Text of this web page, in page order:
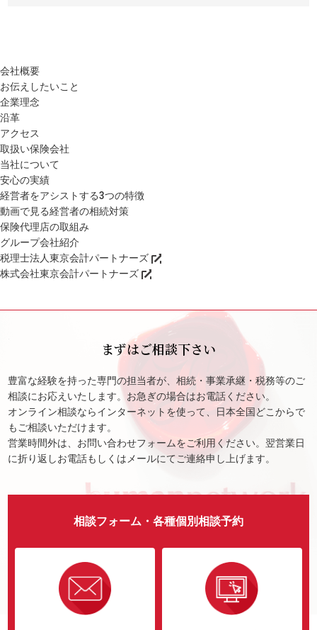
会社概要
お伝えしたいこと
企業理念
沿革
アクセス
取扱い保険会社
当社について
安心の実績
経営者をアシストする3つの特徴
動画で見る経営者の相続対策
保険代理店の取組み
グループ会社紹介
税理士法人東京会計パートナーズ
株式会社東京会計パートナーズ
まずはご相談下さい
豊富な経験を持った専門の担当者が、相続・事業承継・税務等のご
相談にお応えいたします。お急ぎの場合はお電話ください。
オンライン相談ならインターネットを使って、日本全国どこからで
もご相談いただけます。
営業時間外は、お問い合わせフォームをご利用ください。翌営業日
に折り返しお電話もしくはメールにてご連絡申し上げます。
相談フォーム・各種個別相談予約